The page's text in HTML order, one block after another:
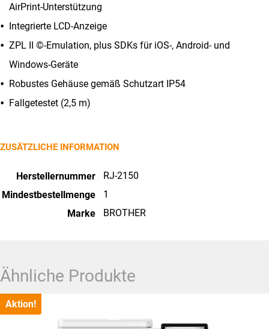
AirPrint-Unterstützung
Integrierte LCD-Anzeige
ZPL II ©-Emulation, plus SDKs für iOS-, Android- und
Windows-Geräte
Robustes Gehäuse gemäß Schutzart IP54
Fallgetestet (2,5 m)
ZUSÄTZLICHE INFORMATION
Herstellernummer
RJ-2150
Mindestbestellmenge
1
Marke
BROTHER
Ähnliche Produkte
Aktion!